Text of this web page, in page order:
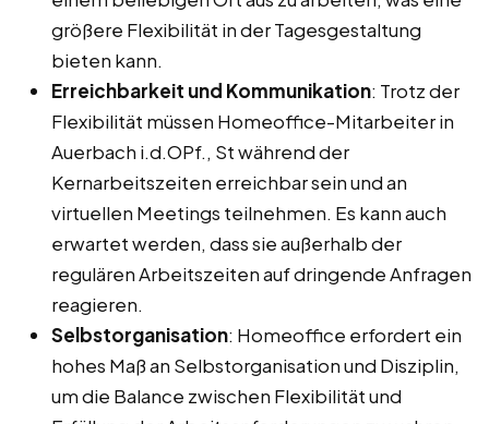
größere Flexibilität in der Tagesgestaltung
bieten kann.
Erreichbarkeit und Kommunikation: Trotz der
Flexibilität müssen Homeoffice-Mitarbeiter in
Auerbach i.d.OPf., St während der
Kernarbeitszeiten erreichbar sein und an
virtuellen Meetings teilnehmen. Es kann auch
erwartet werden, dass sie außerhalb der
regulären Arbeitszeiten auf dringende Anfragen
reagieren.
Selbstorganisation: Homeoffice erfordert ein
hohes Maß an Selbstorganisation und Disziplin,
um die Balance zwischen Flexibilität und